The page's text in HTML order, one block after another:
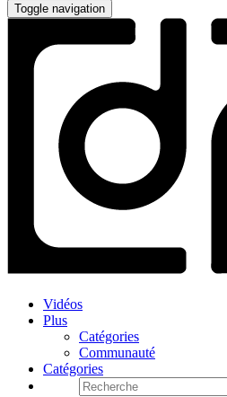
Toggle navigation
Vidéos
Plus
Catégories
Communauté
Catégories